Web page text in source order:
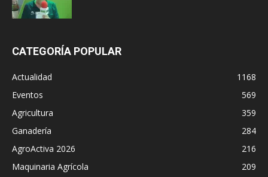
CATEGORÍA POPULAR
Actualidad
1168
Eventos
569
Agricultura
359
Ganadería
284
AgroActiva 2026
216
Maquinaria Agrícola
209